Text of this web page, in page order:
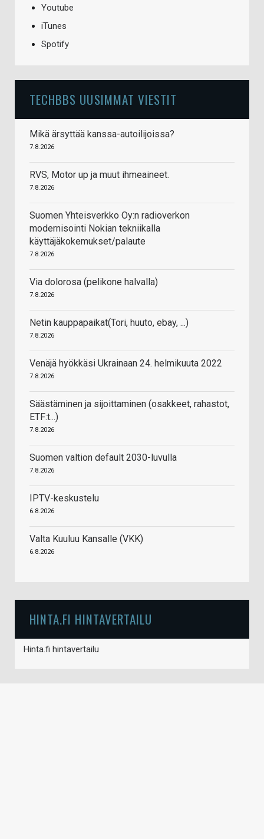
Youtube
iTunes
Spotify
TECHBBS UUSIMMAT VIESTIT
Mikä ärsyttää kanssa-autoilijoissa?
7.8.2026
RVS, Motor up ja muut ihmeaineet.
7.8.2026
Suomen Yhteisverkko Oy:n radioverkon
modernisointi Nokian tekniikalla
käyttäjäkokemukset/palaute
7.8.2026
Via dolorosa (pelikone halvalla)
7.8.2026
Netin kauppapaikat(Tori, huuto, ebay, ...)
7.8.2026
Venäjä hyökkäsi Ukrainaan 24. helmikuuta 2022
7.8.2026
Säästäminen ja sijoittaminen (osakkeet, rahastot,
ETF:t...)
7.8.2026
Suomen valtion default 2030-luvulla
7.8.2026
IPTV-keskustelu
6.8.2026
Valta Kuuluu Kansalle (VKK)
6.8.2026
HINTA.FI HINTAVERTAILU
Hinta.fi hintavertailu